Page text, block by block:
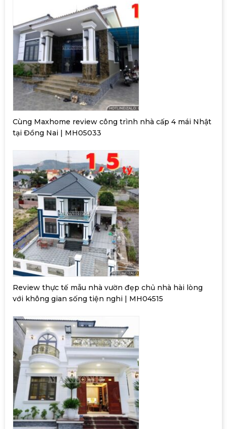
Cùng Maxhome review công trình nhà cấp 4 mái Nhật
tại Đồng Nai | MH05033
Review thực tế mẫu nhà vườn đẹp chủ nhà hài lòng
với không gian sống tiện nghi | MH04515